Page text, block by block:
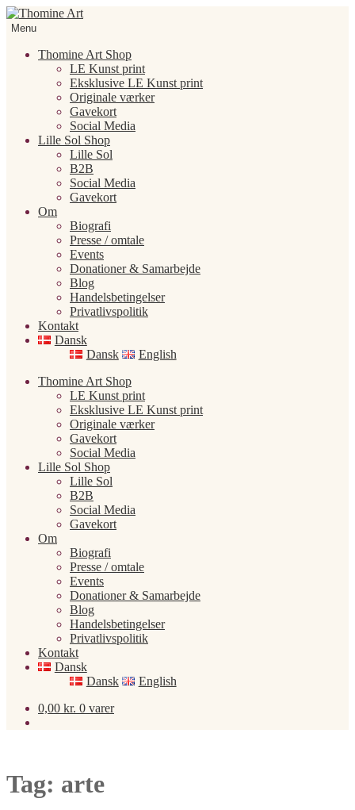
Spring
til
Spring
tilMenu
Thomine Art Shop
LE Kunst print
Eksklusive LE Kunst print
Originale værker
Gavekort
Social Media
Lille Sol Shop
Lille Sol
B2B
Social Media
Gavekort
Om
Biografi
Presse / omtale
Events
Donationer & Samarbejde
Blog
Handelsbetingelser
Privatlivspolitik
Kontakt
Dansk
Dansk
English
Thomine Art Shop
LE Kunst print
Eksklusive LE Kunst print
Originale værker
Gavekort
Social Media
Lille Sol Shop
Lille Sol
B2B
Social Media
Gavekort
Om
Biografi
Presse / omtale
Events
Donationer & Samarbejde
Blog
Handelsbetingelser
Privatlivspolitik
Kontakt
Dansk
Dansk
English
0,00 kr. 0 varer
Tag: arte